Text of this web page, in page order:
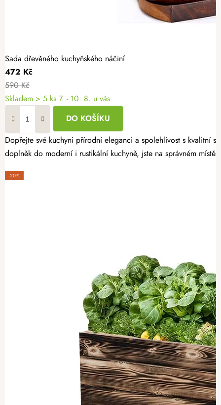
Sada dřevěného kuchyňského náčiní
472 Kč
590 Kč
Skladem > 5 ks 7. - 10. 8. u vás
DO KOŠÍKU
Dopřejte své kuchyni přírodní eleganci a spolehlivost s kvalitní
doplněk do moderní i rustikální kuchyně, jste na správném místě.
-20%